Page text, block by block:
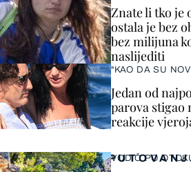
Znate li tko je
ostala je bez
bez milijuna
naslijediti
"KAO DA SU
Jedan od
parova stigao
reakcije
VODIČ PO